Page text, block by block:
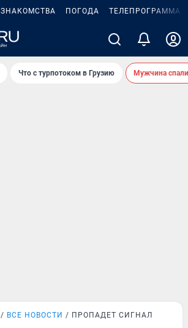
ЗНАКОМСТВА ПОГОДА ТЕЛЕПРОГРАММА
Что с турпотоком в Грузию Мужчина
ВСЕ НОВОСТИ ПРОПАДЕТ СИГНАЛ